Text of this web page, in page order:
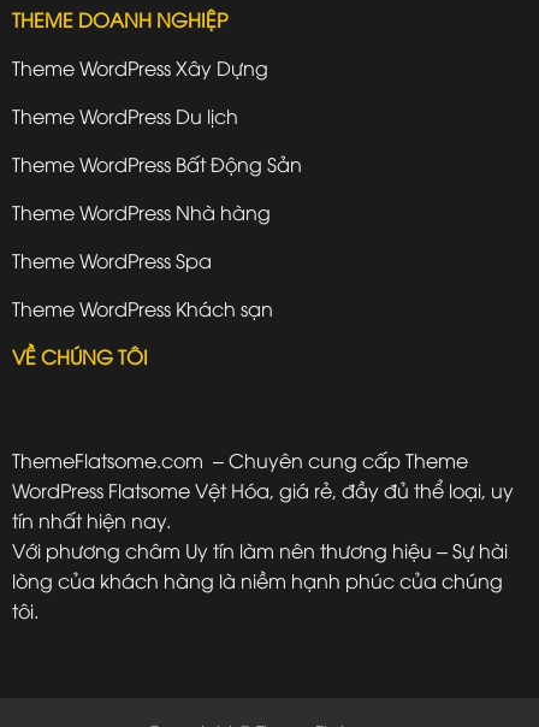
THEME DOANH NGHIỆP
Theme WordPress Xây Dựng
Theme WordPress Du lịch
Theme WordPress Bất Động Sản
Theme WordPress Nhà hàng
Theme WordPress Spa
Theme WordPress Khách sạn
VỀ CHÚNG TÔI
ThemeFlatsome.com – Chuyên cung cấp Theme
WordPress Flatsome Vệt Hóa, giá rẻ, đầy đủ thể loại, uy
tín nhất hiện nay.
Với phương châm Uy tín làm nên thương hiệu – Sự hài
lòng của khách hàng là niềm hạnh phúc của chúng
tôi.